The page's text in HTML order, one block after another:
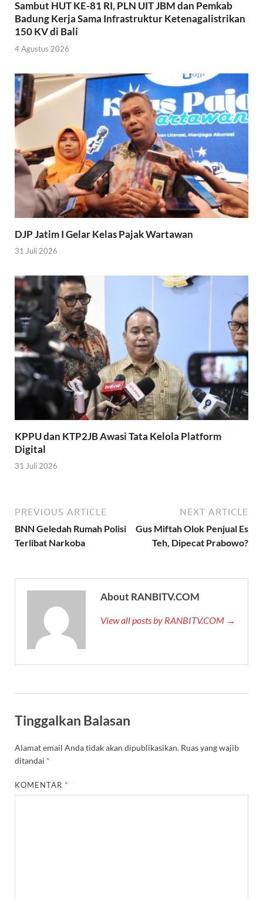
Sambut HUT KE-81 RI, PLN UIT JBM dan Pemkab
Badung Kerja Sama Infrastruktur Ketenagalistrikan
150 KV di Bali
4 Agustus 2026
DJP Jatim I Gelar Kelas Pajak Wartawan
31 Juli 2026
KPPU dan KTP2JB Awasi Tata Kelola Platform
Digital
31 Juli 2026
PREVIOUS ARTICLE
BNN Geledah Rumah Polisi
Terlibat Narkoba
NEXT ARTICLE
Gus Miftah Olok Penjual Es
Teh, Dipecat Prabowo?
About RANBITV.COM
View all posts by RANBITV.COM →
Tinggalkan Balasan
Alamat email Anda tidak akan dipublikasikan. Ruas yang wajib
ditandai *
KOMENTAR *